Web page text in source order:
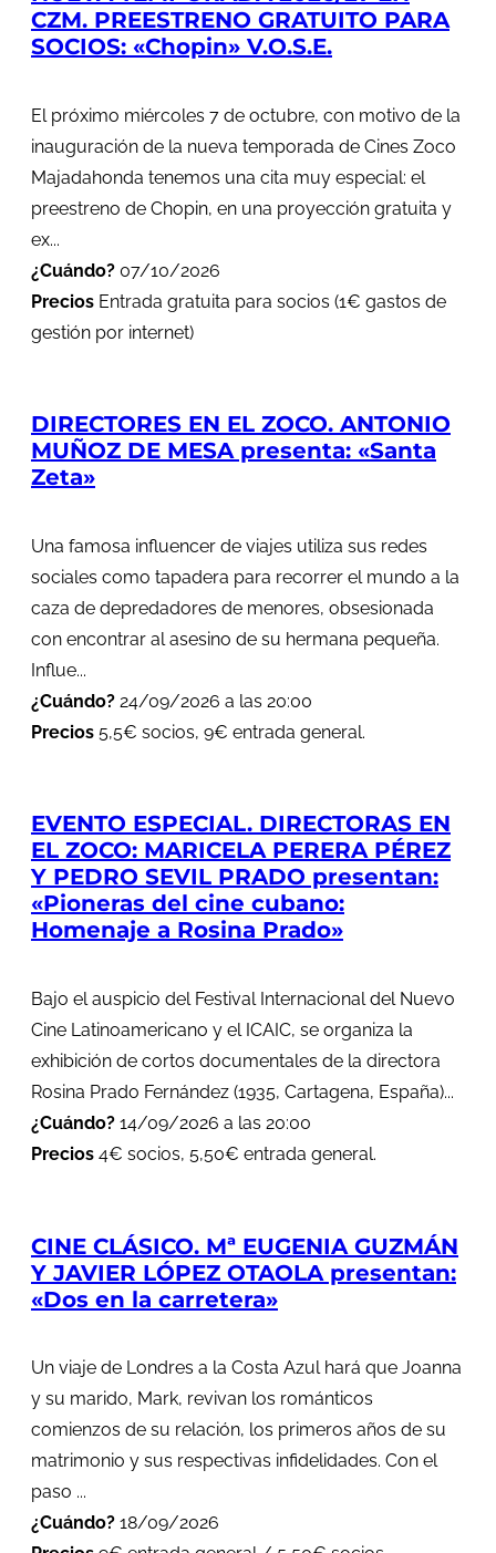
CZM. PREESTRENO GRATUITO PARA
SOCIOS: «Chopin» V.O.S.E.
El próximo miércoles 7 de octubre, con motivo de la
inauguración de la nueva temporada de Cines Zoco
Majadahonda tenemos una cita muy especial: el
preestreno de Chopin, en una proyección gratuita y
ex...
¿Cuándo? 07/10/2026
Precios Entrada gratuita para socios (1€ gastos de
gestión por internet)
DIRECTORES EN EL ZOCO. ANTONIO
MUÑOZ DE MESA presenta: «Santa
Zeta»
Una famosa influencer de viajes utiliza sus redes
sociales como tapadera para recorrer el mundo a la
caza de depredadores de menores, obsesionada
con encontrar al asesino de su hermana pequeña.
Influe...
¿Cuándo? 24/09/2026 a las 20:00
Precios 5,5€ socios, 9€ entrada general.
EVENTO ESPECIAL. DIRECTORAS EN
EL ZOCO: MARICELA PERERA PÉREZ
Y PEDRO SEVIL PRADO presentan:
«Pioneras del cine cubano:
Homenaje a Rosina Prado»
Bajo el auspicio del Festival Internacional del Nuevo
Cine Latinoamericano y el ICAIC, se organiza la
exhibición de cortos documentales de la directora
Rosina Prado Fernández (1935, Cartagena, España)...
¿Cuándo? 14/09/2026 a las 20:00
Precios 4€ socios, 5,50€ entrada general.
CINE CLÁSICO. Mª EUGENIA GUZMÁN
Y JAVIER LÓPEZ OTAOLA presentan:
«Dos en la carretera»
Un viaje de Londres a la Costa Azul hará que Joanna
y su marido, Mark, revivan los románticos
comienzos de su relación, los primeros años de su
matrimonio y sus respectivas infidelidades. Con el
paso ...
¿Cuándo? 18/09/2026